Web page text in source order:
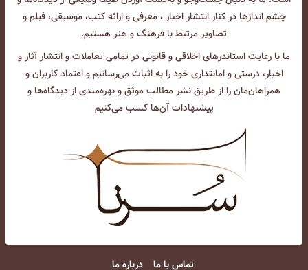
چشم انداز‌ها در کنار انتشار اخبار ، معرفی و ارائه کتب، موسیقی، فیلم و
تصاویر مرتبط با فرهنگ و هنر هستیم.
ما با رعایت استاندرهای اخلاقی و قانونی در تمامی تعاملات و انتشار آثار و
اخبار، درستی و امانتداری خود را به اثبات می‌رسانیم و اعتماد کاربران و
همراهان‌مان را از طریق نشر مطالب موثق و بهره‌مندی از دیدگاه‌ها و
پیشنهادات آن‌ها کسب می‌کنیم
تماس با ما درباره ما